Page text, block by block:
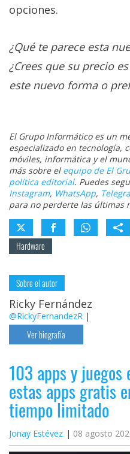
opciones.
¿Qué te parece esta
¿Crees que su precio
este nuevo forma o
El Grupo Informático es un
especializado en tecnología,
móviles, informática y el
más sobre el equipo de El
política editorial. Puedes
Instagram, WhatsApp,
para no perderte las últimas
Hardware
Sobre el autor
Ricky Fernández
@RickyFernandezR |
Ver biografía
103 apps y juegos
estas apps gratis
tiempo limitado
Jonay Estévez 08 agosto